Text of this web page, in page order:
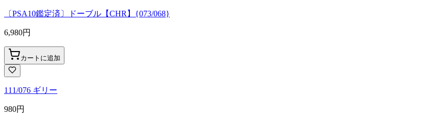
〔PSA10鑑定済〕ドーブル【CHR】{073/068}
6,980円
カートに追加
111/076 ギリー
980円